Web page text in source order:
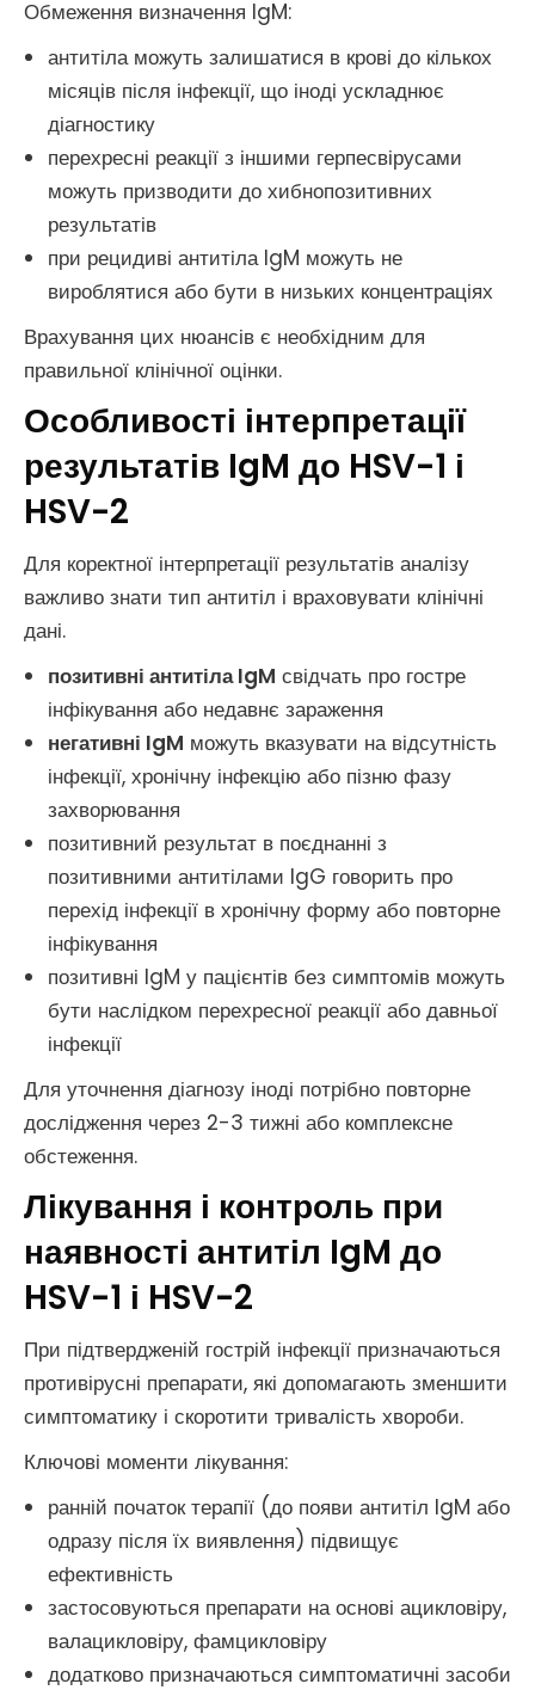
Обмеження визначення IgM:
антитіла можуть залишатися в крові до кількох
місяців після інфекції, що іноді ускладнює
діагностику
перехресні реакції з іншими герпесвірусами
можуть призводити до хибнопозитивних
результатів
при рецидиві антитіла IgM можуть не
вироблятися або бути в низьких концентраціях
Врахування цих нюансів є необхідним для
правильної клінічної оцінки.
Особливості інтерпретації
результатів IgM до HSV-1 і
HSV-2
Для коректної інтерпретації результатів аналізу
важливо знати тип антитіл і враховувати клінічні
дані.
позитивні антитіла IgM свідчать про гостре
інфікування або недавнє зараження
негативні IgM можуть вказувати на відсутність
інфекції, хронічну інфекцію або пізню фазу
захворювання
позитивний результат в поєднанні з
позитивними антитілами IgG говорить про
перехід інфекції в хронічну форму або повторне
інфікування
позитивні IgM у пацієнтів без симптомів можуть
бути наслідком перехресної реакції або давньої
інфекції
Для уточнення діагнозу іноді потрібно повторне
дослідження через 2-3 тижні або комплексне
обстеження.
Лікування і контроль при
наявності антитіл IgM до
HSV-1 і HSV-2
При підтвердженій гострій інфекції призначаються
противірусні препарати, які допомагають зменшити
симптоматику і скоротити тривалість хвороби.
Ключові моменти лікування:
ранній початок терапії (до появи антитіл IgM або
одразу після їх виявлення) підвищує
ефективність
застосовуються препарати на основі ацикловіру,
валацикловіру, фамцикловіру
додатково призначаються симптоматичні засоби